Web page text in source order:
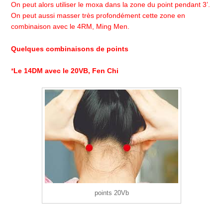
On peut alors utiliser le moxa dans la zone du point pendant 3’.
On peut aussi masser très profondément cette zone en
combinaison avec le 4RM, Ming Men.
Quelques combinaisons de points
*Le 14DM avec le 20VB, Fen Chi
points 20Vb